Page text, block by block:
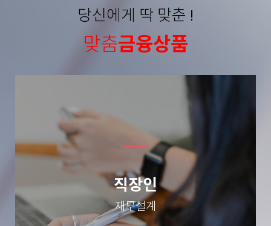
당신에게 딱 맞춘 !
맞춤금융상품
직장인
재무설계